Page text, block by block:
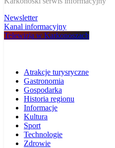
Newsletter
Kanal informacyjny
Telewizja w Karkonoszach
Atrakcje turysryczne
Gastronomia
Gospodarka
Historia regionu
Informacje
Kultura
Sport
Technologie
Zdrowie